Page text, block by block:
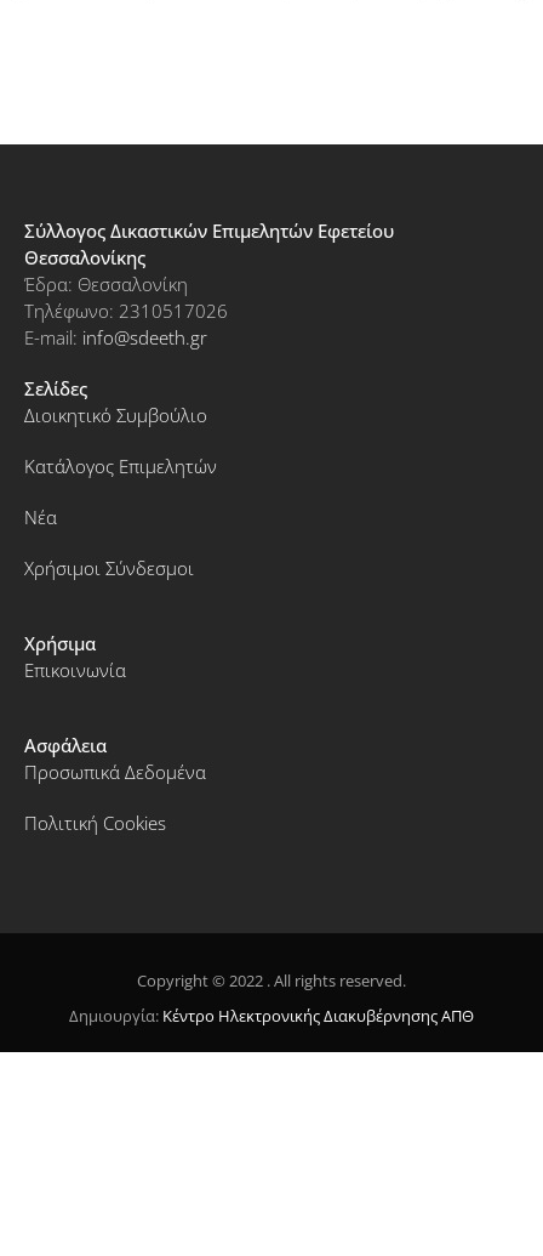
Σύλλογος Δικαστικών Επιμελητών Εφετείου
Θεσσαλονίκης
Έδρα: Θεσσαλονίκη
Τηλέφωνο: 2310517026
E-mail: info@sdeeth.gr
Σελίδες
Διοικητικό Συμβούλιο
Κατάλογος Επιμελητών
Νέα
Χρήσιμοι Σύνδεσμοι
Χρήσιμα
Επικοινωνία
Ασφάλεια
Προσωπικά Δεδομένα
Πολιτική Cookies
Copyright © 2022 . All rights reserved.
Δημιουργία: Κέντρο Ηλεκτρονικής Διακυβέρνησης ΑΠΘ